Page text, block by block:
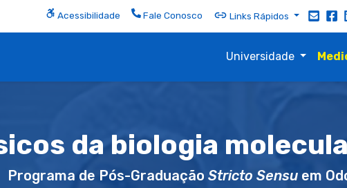
Acessibilidade Fale Conosco Links Rápidos
Universidade
da biologia
Programa de Pós-Graduação Stricto Sensu em